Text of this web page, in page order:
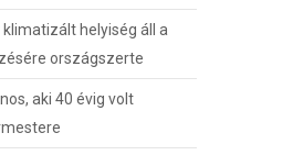
helyiség áll a
országszerte
aki 40 évig volt